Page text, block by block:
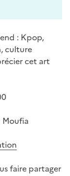
: Kpop,
culture
cet art
Moufia
faire partager